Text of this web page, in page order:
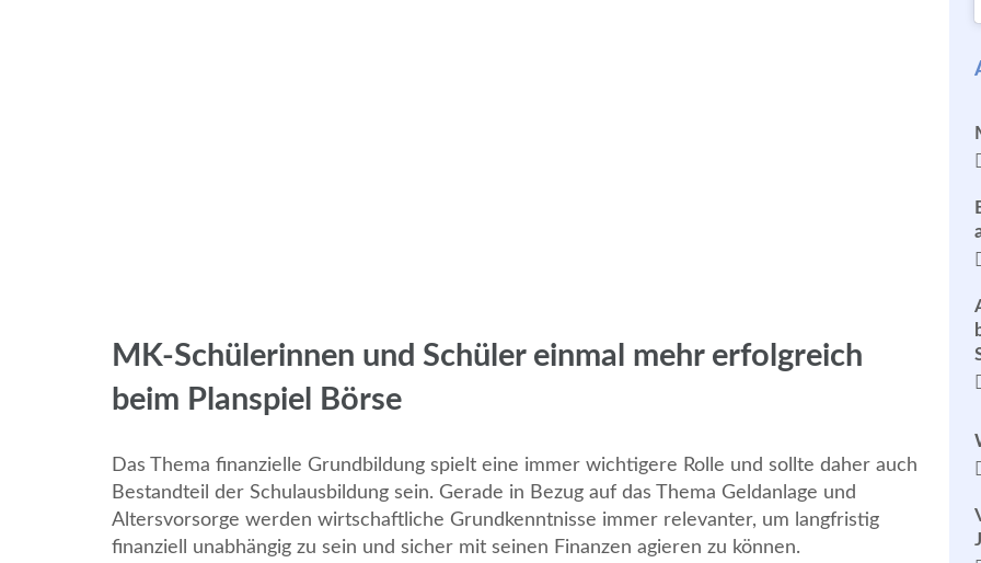
MK-Schülerinnen und Schüler einmal mehr erfolgreich
beim Planspiel Börse
Das Thema finanzielle Grundbildung spielt eine immer wichtigere Rolle und sollte daher auch
Bestandteil der Schulausbildung sein. Gerade in Bezug auf das Thema Geldanlage und
Altersvorsorge werden wirtschaftliche Grundkenntnisse immer relevanter, um langfristig
finanziell unabhängig zu sein und sicher mit seinen Finanzen agieren zu können.